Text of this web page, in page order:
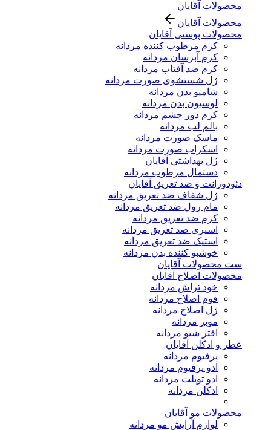
محصولات آقایان
محصولات آقایان
محصولات پوستی آقایان
کرم مرطوب کننده مردانه
کرم آبرسان مردانه
کرم ضد آفتاب مردانه
ژل شستشوی صورت مردانه
شامپو بدن مردانه
لوسیون بدن مردانه
کرم دور چشم مردانه
بالم لب مردانه
ماسک صورت مردانه
اسکراب صورت مردانه
ژل بهداشتی آقایان
دستمال مرطوب مردانه
دئودورانت و ضد تعریق آقایان
ژل شفاف ضد تعریق مردانه
مام رول ضد تعریق مردانه
کرم ضد تعریق مردانه
اسپری ضد تعریق مردانه
استیک ضد تعریق مردانه
خوشبو کننده بدن مردانه
ست محصولات آقایان
محصولات اصلاح آقایان
خود تراش مردانه
فوم اصلاح مردانه
ژل اصلاح مردانه
موبر مردانه
افتر شیو مردانه
عطر و ادکلن آقایان
پرفیوم مردانه
ادو پرفیوم مردانه
ادو تویلت مردانه
ادکلن مردانه
محصولات مو آقایان
لوازم آرایش مو مردانه